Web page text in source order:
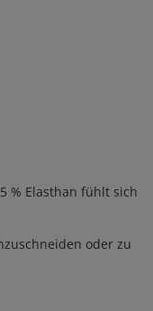
% Elasthan fühlt sich
oder zu